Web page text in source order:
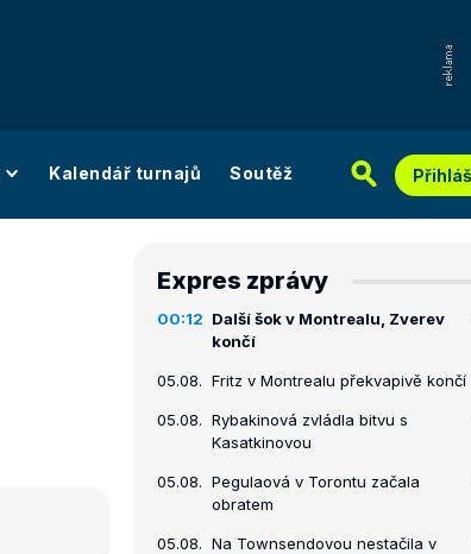
Kalendář turnajů Soutěž
Expres zprávy
00:12 Další šok v Montrealu, Zverev
končí
05.08. Fritz v Montrealu překvapivě končí
05.08. Rybakinová zvládla bitvu s
Kasatkinovou
05.08. Pegulaová v Torontu začala
obratem
05.08. Na Townsendovou nestačila v